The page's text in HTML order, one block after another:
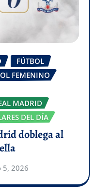
FÚTBOL
FEMENINO
MADRID
DEL DÍA
doblega al
5, 2026